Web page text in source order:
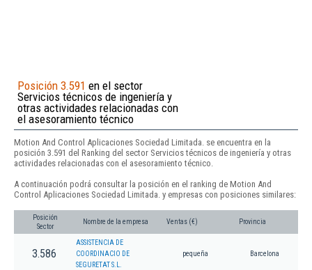
Posición 3.591 en el sector
Servicios técnicos de ingeniería y
otras actividades relacionadas con
el asesoramiento técnico
Motion And Control Aplicaciones Sociedad Limitada. se encuentra en la
posición 3.591 del Ranking del sector Servicios técnicos de ingeniería y otras
actividades relacionadas con el asesoramiento técnico.
A continuación podrá consultar la posición en el ranking de Motion And
Control Aplicaciones Sociedad Limitada. y empresas con posiciones similares:
Posición
Sector
Nombre de la empresa Ventas (€) Provincia
3.586
ASSISTENCIA DE
COORDINACIO DE
SEGURETAT S.L.
pequeña Barcelona